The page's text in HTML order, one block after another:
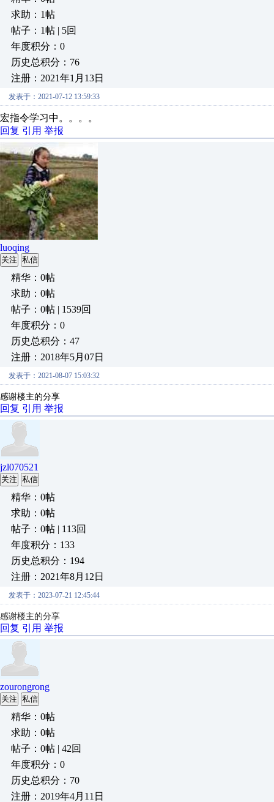
求助：1帖
帖子：1帖 | 5回
年度积分：0
历史总积分：76
注册：2021年1月13日
发表于：2021-07-12 13:59:33
宏指令学习中。。。。
回复 引用 举报
luoqing
关注 私信
精华：0帖
求助：0帖
帖子：0帖 | 1539回
年度积分：0
历史总积分：47
注册：2018年5月07日
发表于：2021-08-07 15:03:32
感谢楼主的分享
回复 引用 举报
jzl070521
关注 私信
精华：0帖
求助：0帖
帖子：0帖 | 113回
年度积分：133
历史总积分：194
注册：2021年8月12日
发表于：2023-07-21 12:45:44
感谢楼主的分享
回复 引用 举报
zourongrong
关注 私信
精华：0帖
求助：0帖
帖子：0帖 | 42回
年度积分：0
历史总积分：70
注册：2019年4月11日